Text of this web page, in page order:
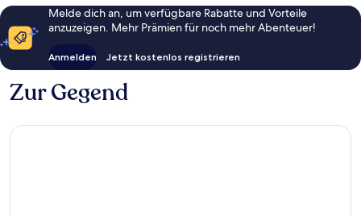
Melde dich an, um verfügbare Rabatte und Vorteile
anzuzeigen. Mehr Prämien für noch mehr Abenteuer!
Anmelden Jetzt kostenlos registrieren
Zur Gegend